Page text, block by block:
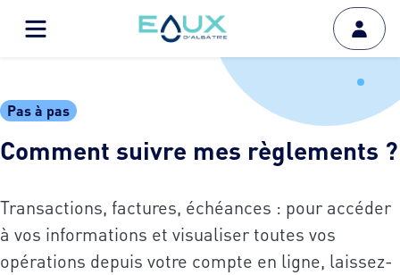
Pas à pas
Comment suivre mes règlements ?
Transactions, factures, échéances : pour accéder
à vos informations et visualiser toutes vos
opérations depuis votre compte en ligne, laissez-